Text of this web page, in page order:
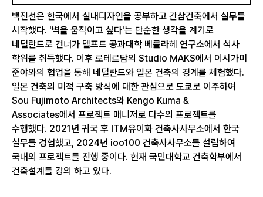
백진선은 한국에서 실내디자인을 공부하고 간삼건축에서 실무를
시작했다. '벽을 움직이고 싶다'는 단순한 생각을 계기로
네덜란드로 건너가 델프트 공과대학 베를라헤 연구소에서 석사
학위를 취득했다. 이후 로테르담의 Studio MAKS에서 이시가미
준야와의 협업을 통해 네덜란드와 일본 건축의 경계를 체험했다.
일본 건축의 미적 구축 방식에 대한 관심으로 도쿄로 이주하여
Sou Fujimoto Architects와 Kengo Kuma &
Associates에서 프로젝트 매니저로 다수의 프로젝트를
수행했다. 2021년 귀국 후 ITM유이화 건축사사무소에서 한국
실무를 경험했고, 2024년 ioo100 건축사사무소를 설립하여
국내외 프로젝트를 진행 중이다. 현재 국민대학교 건축학부에서
건축설계를 강의 하고 있다.